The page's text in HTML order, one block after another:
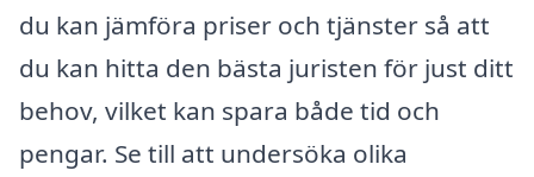
du kan jämföra priser och tjänster så att
du kan hitta den bästa juristen för just ditt
behov, vilket kan spara både tid och
pengar. Se till att undersöka olika